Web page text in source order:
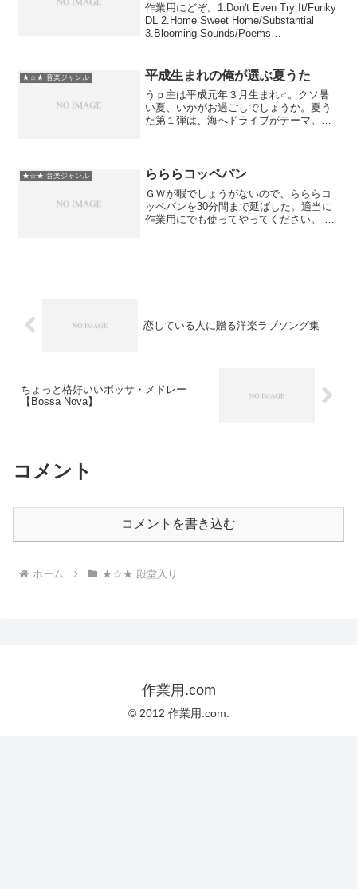
作業用にどぞ。1.Don't Even Try It/Funky
DL 2.Home Sweet Home/Substantial
3.Blooming Sounds/Poems
★☆★ 音楽ジャンル 平成生まれの俺が選ぶ夏うた
うｐ主は平成元年３月生まれ♂。クソ暑
い夏、いかがお過ごしでしょうか。夏う
た第１弾は、海へドライブがテーマ。平
★☆★ 音楽ジャンル らららコッペパン
ＧＷが暇でしょうがないので、らららコ
ッペパンを30分間まで延ばした。適当に
作業用にでも使ってやってください。 暇
恋している人に贈る洋楽ラブソング集
ちょっと格好いいボッサ・メドレー
【Bossa Nova】
コメント
コメントを書き込む
ホーム ★☆★ 殿堂入り
作業用.com
© 2012 作業用.com.